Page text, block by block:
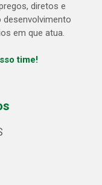
diretos e
desenvolvimento
em que atua.
time!